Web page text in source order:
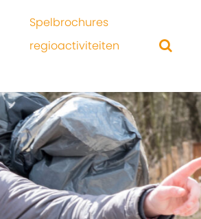
Spelbrochures
regioactiviteiten